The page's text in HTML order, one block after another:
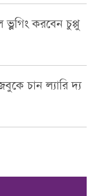
ভ্লগিং করবেন চুপ্পু
চান ল্যারি দ্য